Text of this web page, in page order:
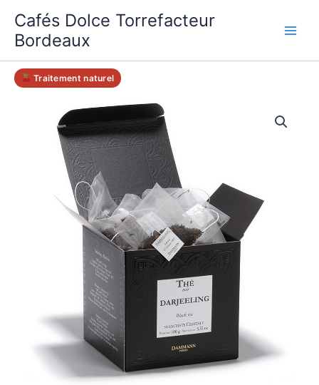
contenu
Cafés Dolce Torrefacteur
Bordeaux
Traitement naturel